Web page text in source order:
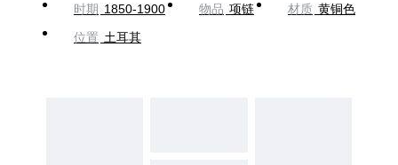
时期 1850-1900 物品 项链 材质 黄铜色
位置 土耳其